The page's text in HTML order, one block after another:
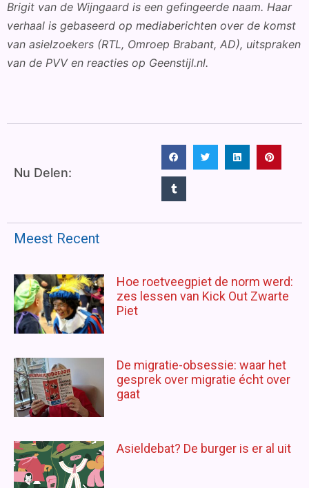
Brigit van de Wijngaard is een gefingeerde naam. Haar
verhaal is gebaseerd op mediaberichten over de komst
van asielzoekers (RTL, Omroep Brabant, AD), uitspraken
van de PVV en reacties op Geenstijl.nl.
Nu Delen:
Meest Recent
Hoe roetveegpiet de norm werd:
zes lessen van Kick Out Zwarte
Piet
De migratie-obsessie: waar het
gesprek over migratie écht over
gaat
Asieldebat? De burger is er al uit